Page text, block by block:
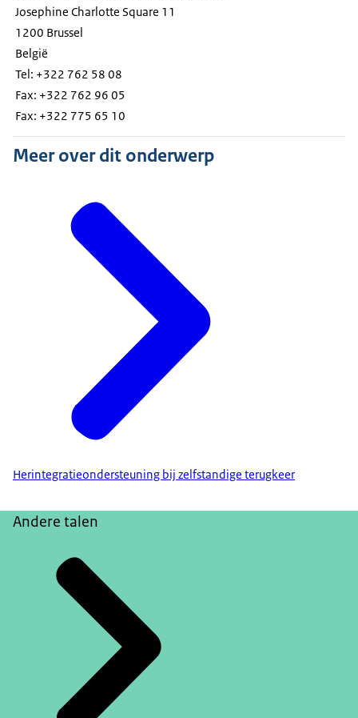
Josephine Charlotte Square 11
1200 Brussel
België
Tel: +322 762 58 08
Fax: +322 762 96 05
Fax: +322 775 65 10
Meer over dit onderwerp
Herintegratieondersteuning bij zelfstandige terugkeer
Andere talen